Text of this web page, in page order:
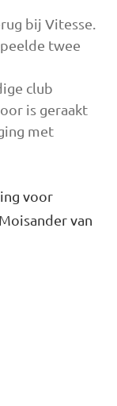
bij Vites­se.
twee
club
is geraakt
met
voor
van